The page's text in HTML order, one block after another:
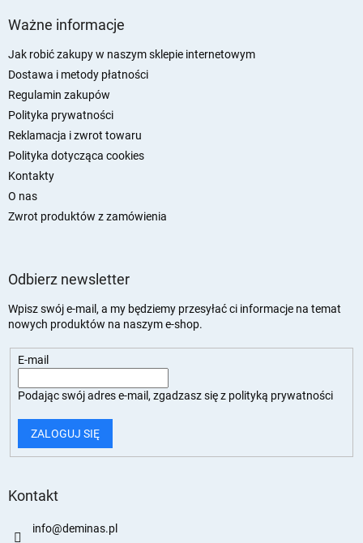
Ważne informacje
Jak robić zakupy w naszym sklepie internetowym
Dostawa i metody płatności
Regulamin zakupów
Polityka prywatności
Reklamacja i zwrot towaru
Polityka dotycząca cookies
Kontakty
O nas
Zwrot produktów z zamówienia
Odbierz newsletter
Wpisz swój e-mail, a my będziemy przesyłać ci informacje na temat
nowych produktów na naszym e-shop.
E-mail
Podając swój adres e-mail, zgadzasz się z polityką prywatności
ZALOGUJ SIĘ
Kontakt
info@deminas.pl